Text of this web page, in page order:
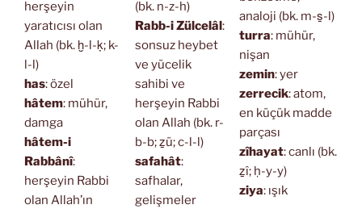
herşeyin
yaratıcısı olan
Allah (bk. ḫ-l-ḳ; k-
l-l)
has: özel
hâtem: mühür,
damga
hâtem-i
Rabbânî:
herşeyin Rabbi
olan Allah’ın
(bk. n-z-h)
Rabb-i Zülcelâl:
sonsuz heybet
ve yücelik
sahibi ve
herşeyin Rabbi
olan Allah (bk. r-
b-b; ẕü; c-l-l)
safahât:
safhalar,
gelişmeler
analoji (bk. m-s̱-l)
turra: mühür,
nişan
zemin: yer
zerrecik: atom,
en küçük madde
parçası
zîhayat: canlı (bk.
ẕî; ḥ-y-y)
ziya: ışık